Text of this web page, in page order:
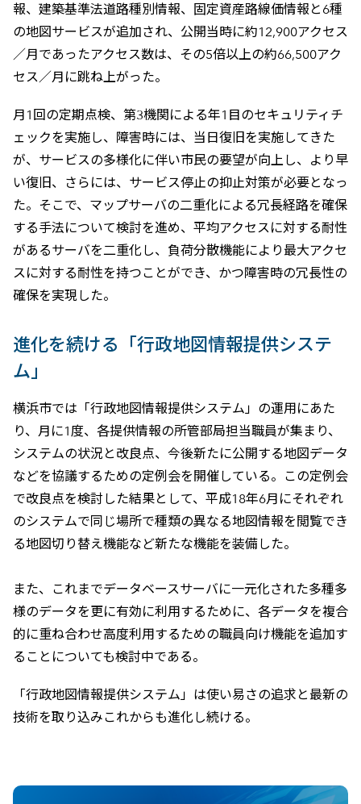
報、建築基準法道路種別情報、固定資産路線価情報と6種
の地図サービスが追加され、公開当時に約12,900アクセス
／月であったアクセス数は、その5倍以上の約66,500アク
セス／月に跳ね上がった。
月1回の定期点検、第3機関による年1目のセキュリティチ
ェックを実施し、障害時には、当日復旧を実施してきた
が、サービスの多様化に伴い市民の要望が向上し、より早
い復旧、さらには、サービス停止の抑止対策が必要となっ
た。そこで、マップサーバの二重化による冗長経路を確保
する手法について検討を進め、平均アクセスに対する耐性
があるサーバを二重化し、負荷分散機能により最大アクセ
スに対する耐性を持つことができ、かつ障害時の冗長性の
確保を実現した。
進化を続ける「行政地図情報提供システ
ム」
横浜市では「行政地図情報提供システム」の運用にあた
り、月に1度、各提供情報の所管部局担当職員が集まり、
システムの状況と改良点、今後新たに公開する地図データ
などを協議するための定例会を開催している。この定例会
で改良点を検討した結果として、平成18年6月にそれぞれ
のシステムで同じ場所で種類の異なる地図情報を閲覧でき
る地図切り替え機能など新たな機能を装備した。
また、これまでデータベースサーバに一元化された多種多
様のデータを更に有効に利用するために、各データを複合
的に重ね合わせ高度利用するための職員向け機能を追加す
ることについても検討中である。
「行政地図情報提供システム」は使い易さの追求と最新の
技術を取り込みこれからも進化し続ける。